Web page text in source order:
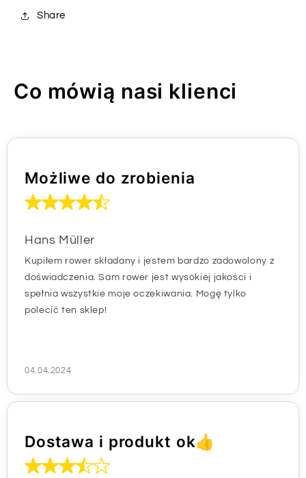
Share
Co mówią nasi klienci
Możliwe do zrobienia
Hans Müller
Kupiłem rower składany i jestem bardzo zadowolony z
doświadczenia. Sam rower jest wysokiej jakości i
spełnia wszystkie moje oczekiwania. Mogę tylko
polecić ten sklep!
04.04.2024
Dostawa i produkt ok👍